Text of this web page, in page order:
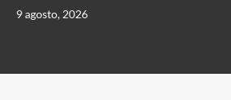
9 agosto, 2026